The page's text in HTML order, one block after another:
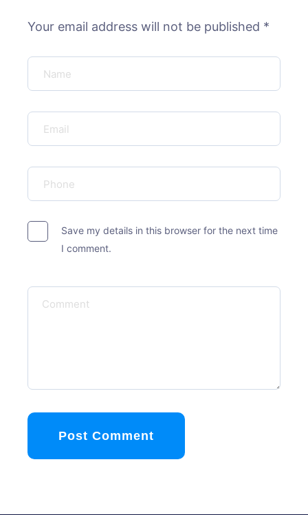
Your email address will not be published *
Save my details in this browser for the next time
I comment.
Post Comment